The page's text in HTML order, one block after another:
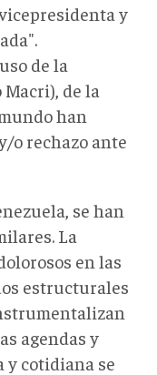
y
de la
de la
han
o rechazo ante
se han
La
en las
estructurales
agendas y
y cotidiana se